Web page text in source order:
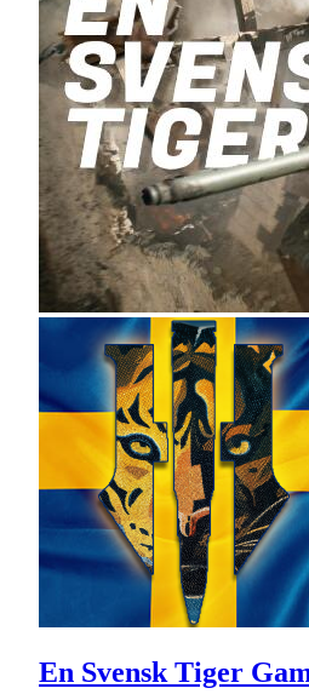
En Svensk Tiger